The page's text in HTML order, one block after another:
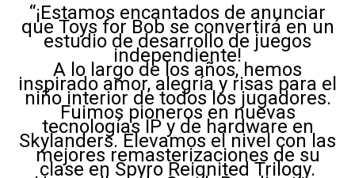
“¡Estamos encantados de anunciar
que Toys for Bob se convertirá en un
estudio de desarrollo de juegos
independiente!
A lo largo de los años, hemos
inspirado amor, alegría y risas para el
niño interior de todos los jugadores.
Fuimos pioneros en nuevas
tecnologías IP y de hardware en
Skylanders. Elevamos el nivel con las
mejores remasterizaciones de su
clase en Spyro Reignited Trilogy.